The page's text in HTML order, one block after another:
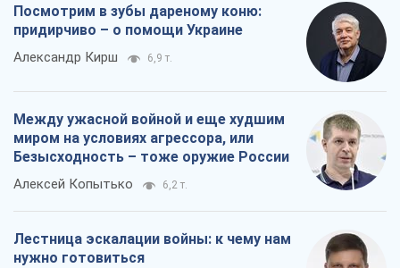
Посмотрим в зубы дареному коню:
придирчиво – о помощи Украине
Александр Кирш 6,9 т.
Между ужасной войной и еще худшим
миром на условиях агрессора, или
Безысходность – тоже оружие России
Алексей Копытько 6,2 т.
Лестница эскалации войны: к чему нам
нужно готовиться